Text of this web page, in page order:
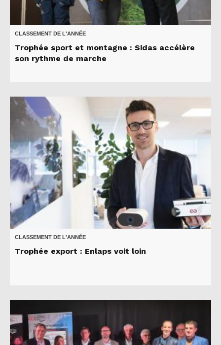
CLASSEMENT DE L'ANNÉE
Trophée sport et montagne : Sidas accélère
son rythme de marche
CLASSEMENT DE L'ANNÉE
Trophée export : Enlaps voit loin